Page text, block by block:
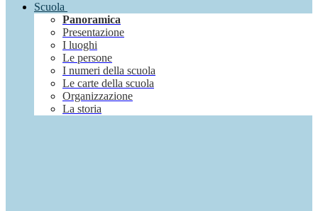
Scuola
Panoramica
Presentazione
I luoghi
Le persone
I numeri della scuola
Le carte della scuola
Organizzazione
La storia